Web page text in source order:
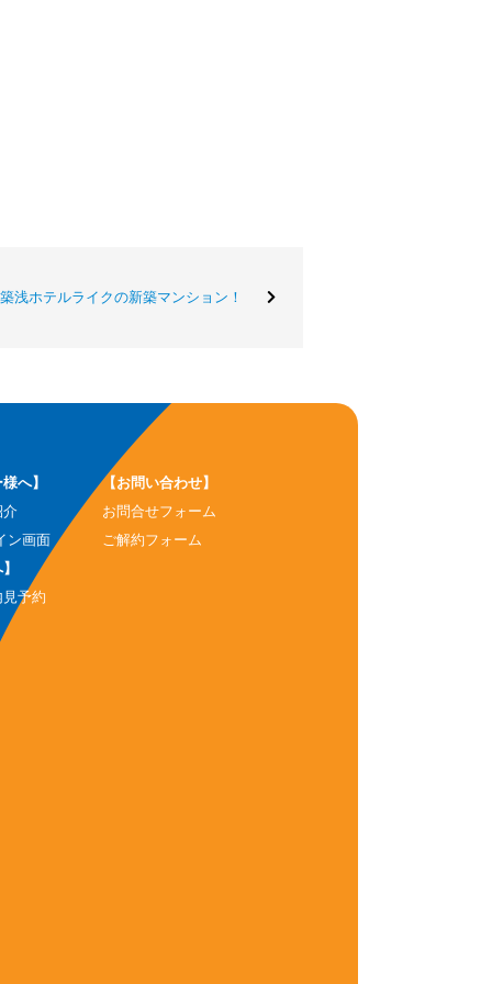
浅ホテルライクの新築マンション！
へ】
介
ン画面
予約
【お問い合わせ】
お問合せフォーム
ご解約フォーム